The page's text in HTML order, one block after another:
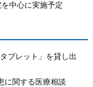
心に実施予定
レット」を貸し出
関する医療相談